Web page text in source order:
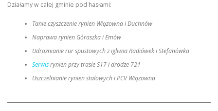
Działamy w całej gminie pod hasłami:
Tanie czyszczenie rynien Wiązowna i Duchnów
Naprawa rynien Góraszka i Emów
Udrożnianie rur spustowych z igliwia Radiówek i Stefanówka
Serwisrynien przy trasie S17 i drodze 721
Uszczelnianie rynien stalowych i PCV Wiązowna